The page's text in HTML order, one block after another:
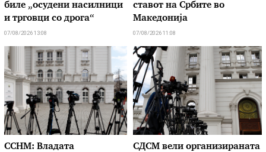
биле „осудени насилници
и трговци со дрога“
07/08/2026 13:08
ставот на Србите во
Македонија
07/08/2026 11:08
ССНМ: Владата
СДСМ вели организираната